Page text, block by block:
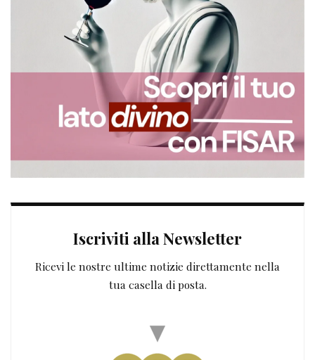
Iscriviti alla Newsletter
Ricevi le nostre ultime notizie direttamente nella
tua casella di posta.